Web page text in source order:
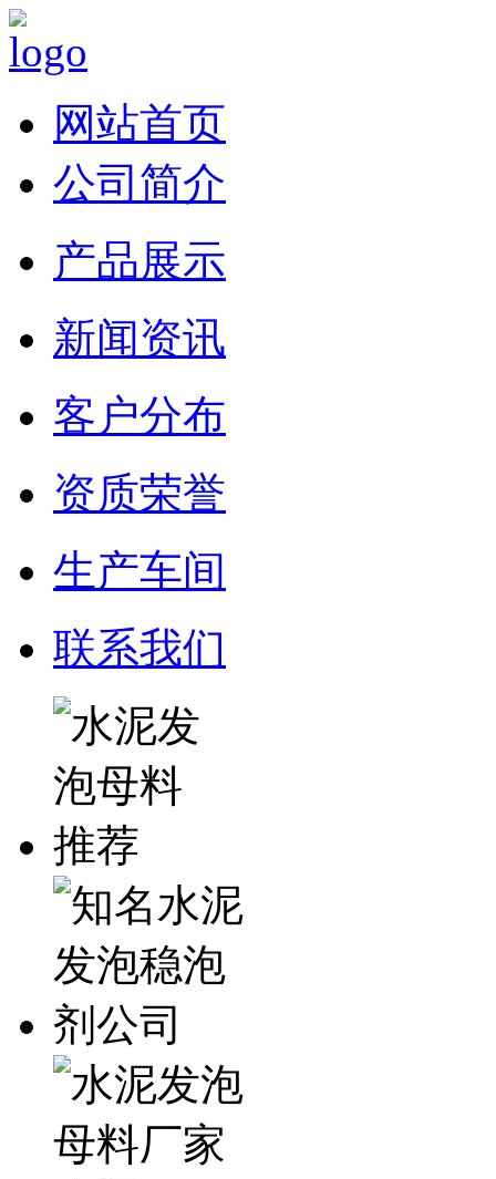
网站首页
公司简介
产品展示
新闻资讯
客户分布
资质荣誉
生产车间
联系我们